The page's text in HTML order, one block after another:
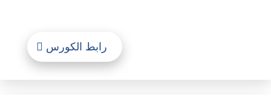
رابط الكورس